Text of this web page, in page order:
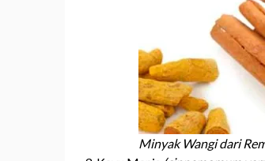
Minyak Wangi dari